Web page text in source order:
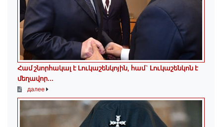
Համ շնորհակալ է Լուկաշենկոյին, համ` Լուկաշենկոն է
մեղավոր․․․
далее